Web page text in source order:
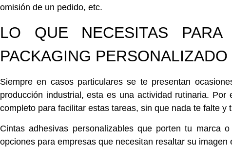
omisión de un pedido, etc.
LO QUE NECESITAS
PACKAGING PERSONALIZADO
Siempre en casos particulares se te presentan
producción industrial, esta es una actividad rutinaria.
completo para facilitar estas tareas, sin que nada te falte y
Cintas adhesivas personalizablesque porten tu marca o
opciones para empresas que necesitan resaltar su